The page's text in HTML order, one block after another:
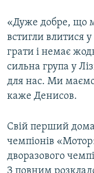
«Дуже добре, що
встигли влитися
грати і немає
сильна група у
для нас. Ми
каже Денисов.
Свій перший
чемпіонів
дворазового